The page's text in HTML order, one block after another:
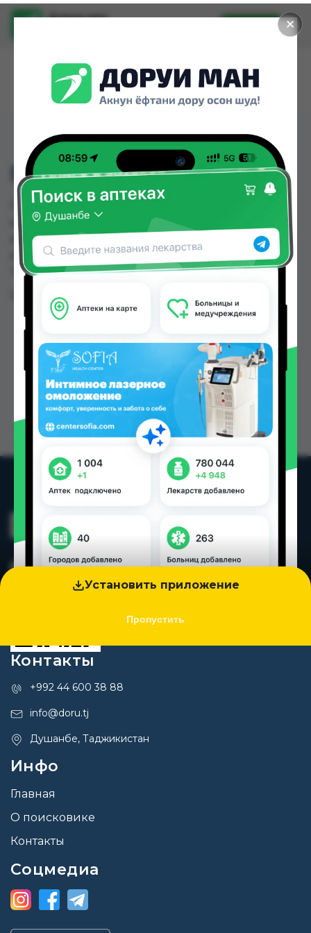
✕
Установить приложение
Пропустить
Доруи ман
Установить
ГВАРДЕНС ТБ 1МГ №30
ГВАРДЕНС ТБ 1МГ №30 можно купить или
заказать в аптеках, Абубакри Карим, Авиценна,
АЗИЗ ВАКО , Алишер-К, Амирӣ, Аптека + 24/7,
Аптека Алфавит по цене от 44.00 TJS до 55.20
TJS в Душанбе и других городах Таджикистана
Цена: от44.00 TJS
Контакты
+992 44 600 38 88
info@doru.tj
Душанбе, Таджикистан
Инфо
Главная
О поисковике
Контакты
Соцмедиа